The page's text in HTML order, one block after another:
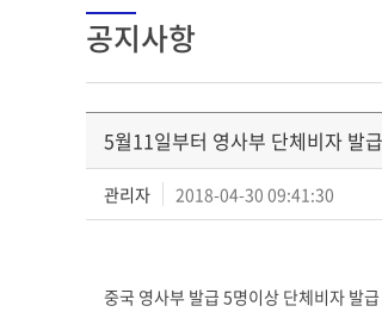
공지사항
5월11일부터 영사부 단체비자 발
관리자 2018-04-30 09:41:30
중국 영사부 발급 5명이상 단체비자 발